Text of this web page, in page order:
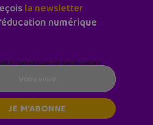
la newsletter
numérique
numérique (le lundi matin)